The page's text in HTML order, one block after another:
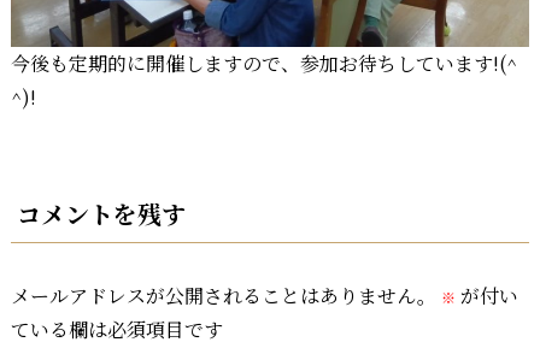
今後も定期的に開催しますので、参加お待ちしています!(^
^)!
コメントを残す
メールアドレスが公開されることはありません。 ※ が付い
ている欄は必須項目です